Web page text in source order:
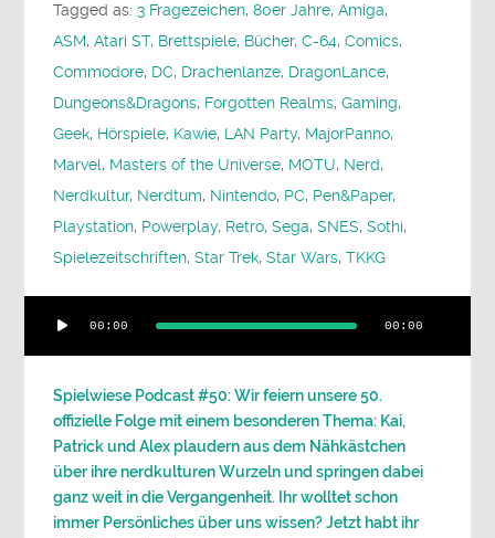
Tagged as:3 Fragezeichen,80er Jahre,Amiga,
ASM,Atari ST, Brettspiele, Bücher,C-64,Comics,
Commodore, DC, Drachenlanze, DragonLance,
Dungeons&Dragons, Forgotten Realms,Gaming,
Geek, Hörspiele, Kawie, LAN Party, MajorPanno,
Marvel, Masters of the Universe, MOTU, Nerd,
Nerdkultur, Nerdtum, Nintendo, PC, Pen&Paper,
Playstation, Powerplay, Retro,Sega,SNES,Sothi,
Spielezeitschriften,Star Trek,Star Wars,TKKG
Player
00:00 00:00
Spielwiese Podcast #50: Wir feiern unsere 50.
offizielle Folge mit einem besonderen Thema: Kai,
Patrick und Alex plaudern aus dem Nähkästchen
über ihre nerdkulturen Wurzeln und springen dabei
ganz weit in die Vergangenheit. Ihr wolltet schon
immer Persönliches über uns wissen? Jetzt habt ihr